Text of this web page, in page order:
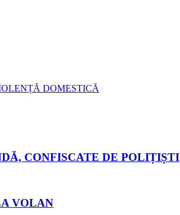
DOMESTICĂ
CONFISCATE DE POLIȚIȘTI
VOLAN